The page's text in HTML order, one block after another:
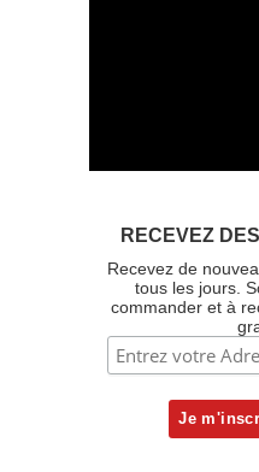
RECEVEZ
Recevez de
tous les jours.
commander et à